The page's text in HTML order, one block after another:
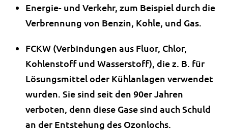
Energie- und Verkehr, zum Beispiel durch die
Verbrennung von Benzin, Kohle, und Gas.
FCKW (Verbindungen aus Fluor, Chlor,
Kohlenstoff und Wasserstoff), die z. B. für
Lösungsmittel oder Kühlanlagen verwendet
wurden. Sie sind seit den 90er Jahren
verboten, denn diese Gase sind auch Schuld
an der Entstehung des Ozonlochs.